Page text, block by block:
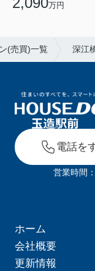
万円
(売買)一覧 深江
電話を
営業時間
ホーム
会社概要
更新情報